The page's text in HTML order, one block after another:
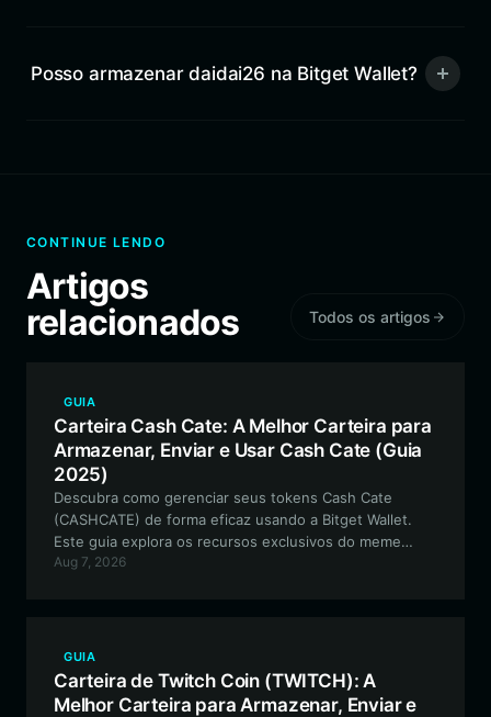
Posso armazenar daidai26 na Bitget Wallet?
CONTINUE LENDO
Artigos
relacionados
Todos os artigos
GUIA
Carteira Cash Cate: A Melhor Carteira para
Armazenar, Enviar e Usar Cash Cate (Guia
2025)
Descubra como gerenciar seus tokens Cash Cate
(CASHCATE) de forma eficaz usando a Bitget Wallet.
Este guia explora os recursos exclusivos do meme
token baseado em Solana e oferece um passo a passo
Aug 7, 2026
GUIA
Carteira de Twitch Coin (TWITCH): A
Melhor Carteira para Armazenar, Enviar e